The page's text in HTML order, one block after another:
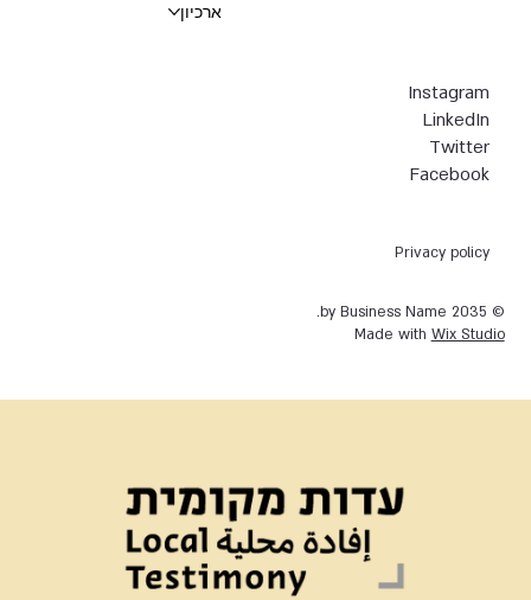
Privacy policy
© 2035 by Business Name.
Made with Wix Studio
Instagram
LinkedIn
Twitter
Facebook
ארכיון